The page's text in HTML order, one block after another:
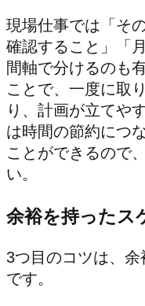
現場仕事では「そ
確認すること」「
間軸で分けるのも
ことで、一度に取
り、計画が立てや
は時間の節約につ
ことができるので
い。
余裕を持ったス
3つ目のコツは、
です。